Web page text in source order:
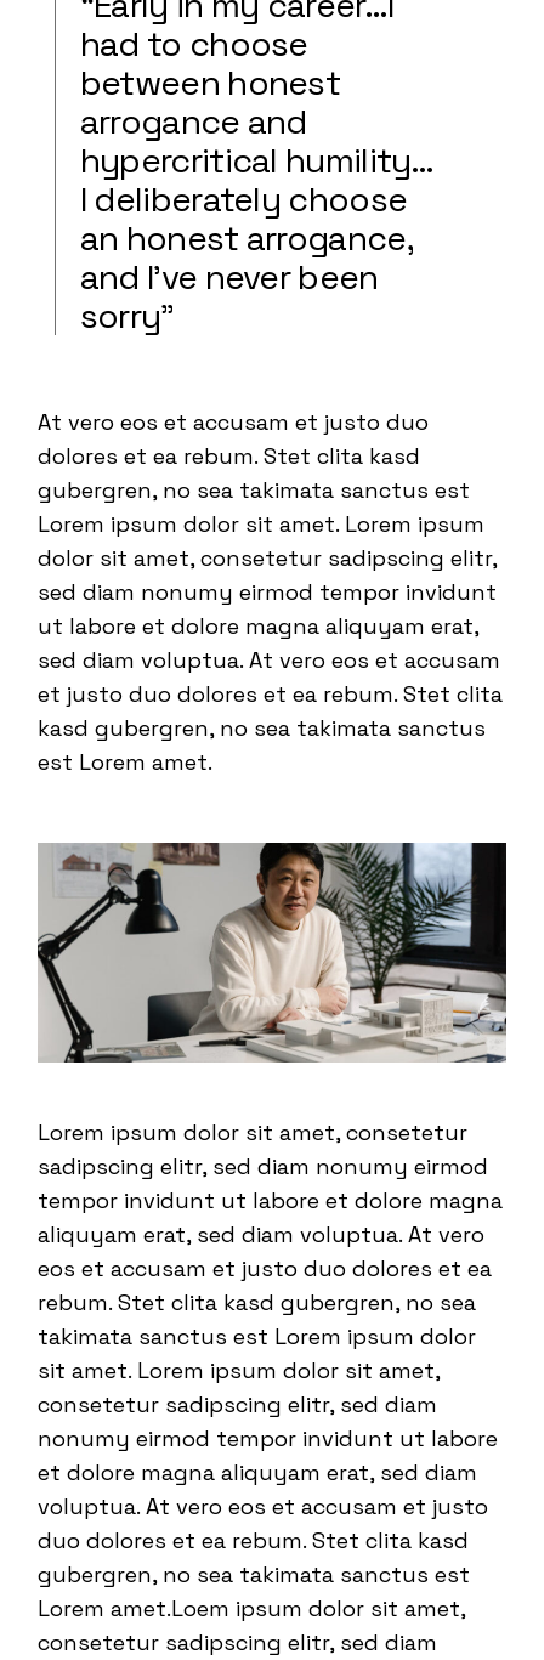
had to choose
between honest
arrogance and
hypercritical humility…
I deliberately choose
an honest arrogance,
and I’ve never been
sorry”
At vero eos et accusam et justo duo
dolores et ea rebum. Stet clita kasd
gubergren, no sea takimata sanctus est
Lorem ipsum dolor sit amet. Lorem ipsum
dolor sit amet, consetetur sadipscing elitr,
sed diam nonumy eirmod tempor invidunt
ut labore et dolore magna aliquyam erat,
sed diam voluptua. At vero eos et accusam
et justo duo dolores et ea rebum. Stet clita
kasd gubergren, no sea takimata sanctus
est Lorem amet.
Lorem ipsum dolor sit amet, consetetur
sadipscing elitr, sed diam nonumy eirmod
tempor invidunt ut labore et dolore magna
aliquyam erat, sed diam voluptua. At vero
eos et accusam et justo duo dolores et ea
rebum. Stet clita kasd gubergren, no sea
takimata sanctus est Lorem ipsum dolor
sit amet. Lorem ipsum dolor sit amet,
consetetur sadipscing elitr, sed diam
nonumy eirmod tempor invidunt ut labore
et dolore magna aliquyam erat, sed diam
voluptua. At vero eos et accusam et justo
duo dolores et ea rebum. Stet clita kasd
gubergren, no sea takimata sanctus est
Lorem amet.Loem ipsum dolor sit amet,
consetetur sadipscing elitr, sed diam